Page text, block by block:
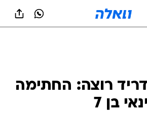
רוצה: החתימה
בן 7